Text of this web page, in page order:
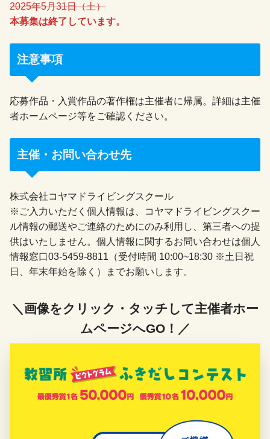
2025年5月31日（土）
本募集は終了しています。
注意事項
応募作品・入賞作品の著作権は主催者に帰属。詳細は主催
者ホームページ等をご確認ください。
主催・お問い合わせ先
株式会社コヤマドライビングスクール
※ご入力いただく個人情報は、コヤマドライビングスクー
ル情報の郵送やご連絡のためにのみ利用し、第三者への提
供はいたしません。個人情報に関するお問い合わせは個人
情報窓口03-5459-8811（受付時間 10:00~18:30 ※土日祝
日、年末年始を除く）までお願いします。
＼画像をクリック・タッチして主催者ホー
ムページへGO！／